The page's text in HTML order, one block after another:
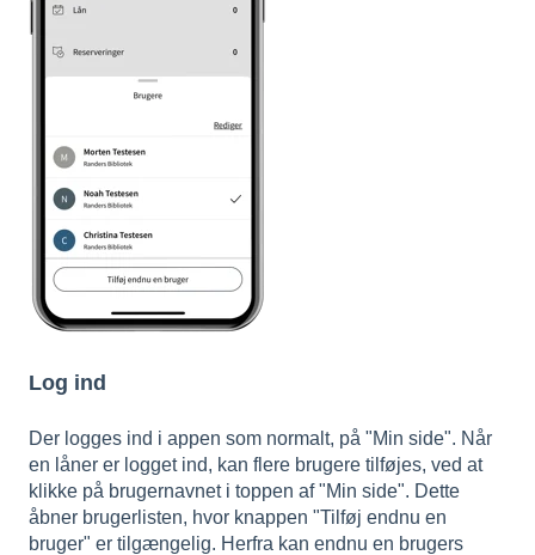
Log ind
Der logges ind i appen som normalt, på "Min side". Når
en låner er logget ind, kan flere brugere tilføjes, ved at
klikke på brugernavnet i toppen af "Min side". Dette
åbner brugerlisten, hvor knappen "Tilføj endnu en
bruger" er tilgængelig. Herfra kan endnu en brugers